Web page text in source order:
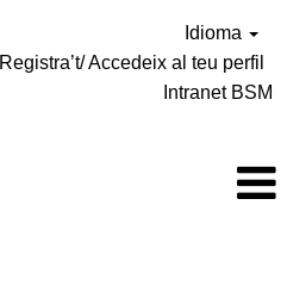
Idioma
Registra’t/ Accedeix al teu perfil
Intranet BSM